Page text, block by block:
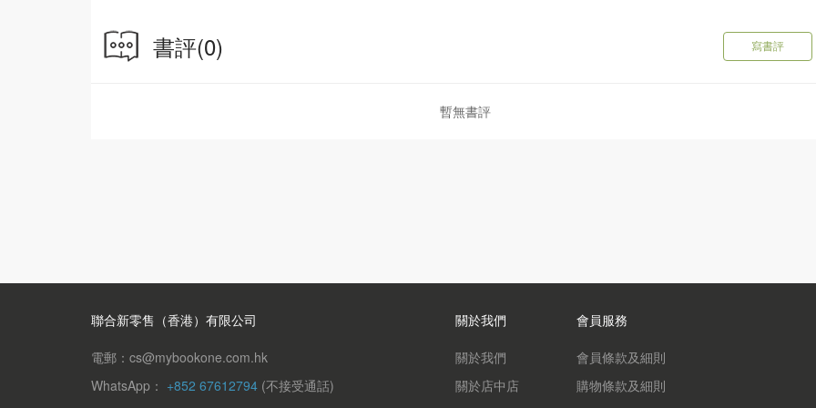
書評(0) 寫書評
暫無書評
聯合新零售（香港）有限公司
電郵：cs@mybookone.com.hk
WhatsApp： +852 67612794 (不接受通話)
關於我們
關於我們
關於店中店
會員服務
會員條款及細則
購物條款及細則